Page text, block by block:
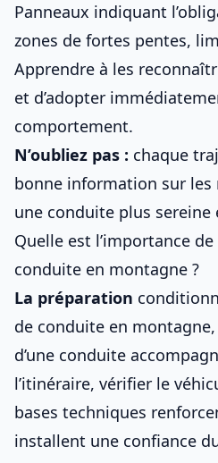
Panneaux indiquant
zones de fortes pentes,
Apprendre à les
et d’adopter
comportement.
N’oubliez pas : chaque
bonne information sur
une conduite plus sereine
Quelle est l’importance
conduite en montagne ?
La préparation
de conduite en
d’une conduite
l’itinéraire, vérifier le
bases techniques
installent une confiance